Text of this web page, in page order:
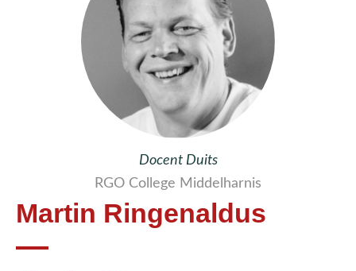
Docent Duits
RGO College Middelharnis
Martin Ringenaldus